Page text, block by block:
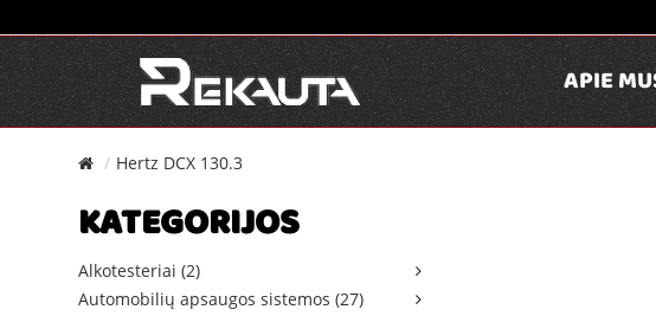
APIE
Hertz DCX 130.3
KATEGORIJOS
Alkotesteriai (2)
Automobilių apsaugos sistemos (27)